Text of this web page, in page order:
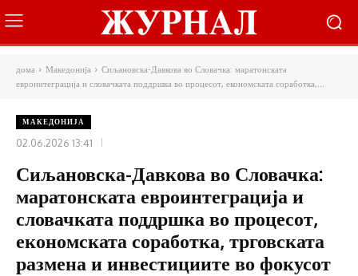
дома Македонија
Сиљановска-Давкова во Словачка: маратонската
евроинтеграција и словачката поддршка во процесот, економската соработка,...
МАКЕДОНИЈА
02.06.2026 13:41
Сиљановска-Давкова во Словачка:
маратонската евроинтеграција и
словачката поддршка во процесот,
економската соработка, трговската
размена и инвестициите во фокусот